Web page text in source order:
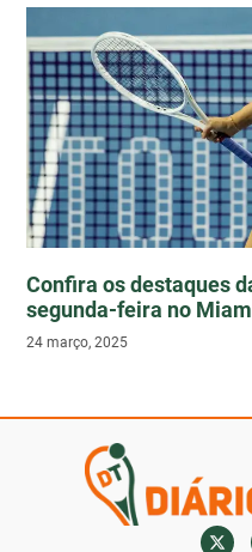
Confira os destaques
segunda-feira no
24 março, 2025